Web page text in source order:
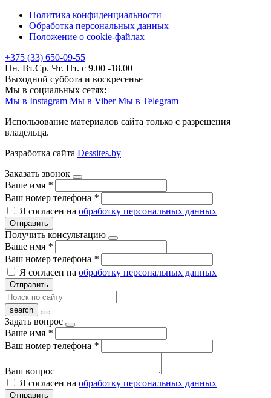
Политика конфиденциальности
Обработка персональных данных
Положение о cookie-файлах
+375 (33) 650-09-55
Пн. Вт.Ср. Чт. Пт. с 9.00 -18.00
Выходной суббота и воскресенье
Мы в социальных сетях:
Мы в Instagram Мы в Viber Мы в Telegram
Использование материалов сайта только с разрешения
владельца.
Разработка сайта Dessites.by
Заказать звонок
Ваше имя *
Ваш номер телефона *
Я согласен на обработку персональных данных
Отправить
Получить консультацию
Ваше имя *
Ваш номер телефона *
Я согласен на обработку персональных данных
Отправить
Задать вопрос
Ваше имя *
Ваш номер телефона *
Ваш вопрос
Я согласен на обработку персональных данных
Отправить